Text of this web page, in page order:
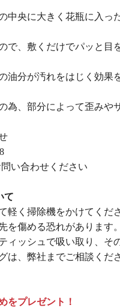
中央に大きく花瓶に入っ
で、敷くだけでパッと目
油分が汚れをはじく効果
為、部分によって歪みや
い合わせください
て
軽く掃除機をかけてくだ
を傷める恐れがあります
ィッシュで吸い取り、そ
は、弊社までご相談くだ
をプレゼント！